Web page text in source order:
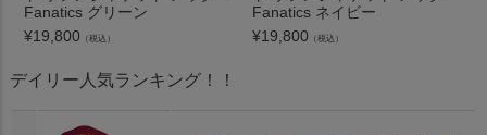
Fanatics グリーン
¥19,800 （税込）
Fanatics ネイビー
¥19,800 （税込）
デイリー人気ランキング！！